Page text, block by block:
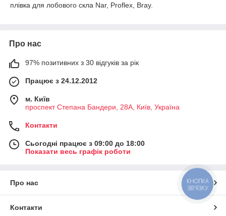
плівка для лобового скла Nar, Proflex, Bray.
Про нас
97% позитивних з 30 відгуків за рік
Працює з 24.12.2012
м. Київ
проспект Степана Бандери, 28А, Київ, Україна
Контакти
Сьогодні працює з 09:00 до 18:00
Показати весь графік роботи
Про нас
Контакти
КНОПКА
ЗВ'ЯЗКУ